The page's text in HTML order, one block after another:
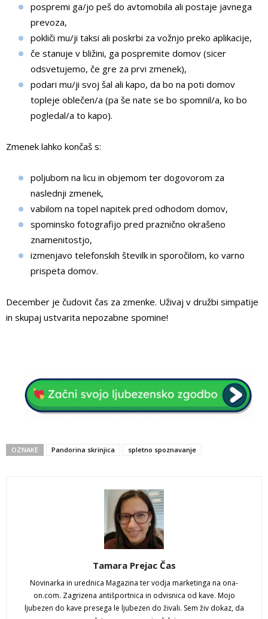
pospremi ga/jo peš do avtomobila ali postaje javnega
prevoza,
pokliči mu/ji taksi ali poskrbi za vožnjo preko aplikacije,
če stanuje v bližini, ga pospremite domov (sicer
odsvetujemo, če gre za prvi zmenek),
podari mu/ji svoj šal ali kapo, da bo na poti domov
topleje oblečen/a (pa še nate se bo spomnil/a, ko bo
pogledal/a to kapo).
Zmenek lahko končaš s:
poljubom na licu in objemom ter dogovorom za
naslednji zmenek,
vabilom na topel napitek pred odhodom domov,
spominsko fotografijo pred praznično okrašeno
znamenitostjo,
izmenjavo telefonskih številk in sporočilom, ko varno
prispeta domov.
December je čudovit čas za zmenke. Uživaj v družbi simpatije
in skupaj ustvarita nepozabne spomine!
OZNAKE Pandorina skrinjica spletno spoznavanje
Tamara Prejac Čas
Novinarka in urednica Magazina ter vodja marketinga na ona-
on.com. Zagrizena antišportnica in odvisnica od kave. Mojo
ljubezen do kave presega le ljubezen do živali. Sem živ dokaz, da